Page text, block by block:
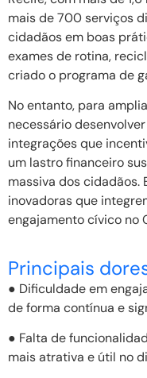
mais de 700 serviços
cidadãos em boas
exames de rotina,
criado o programa de
No entanto, para
necessário
integrações que
um lastro financeiro
massiva dos cidadãos.
inovadoras que
engajamento cívico no
Principais
● Dificuldade em
de forma contínua e
● Falta de
mais atrativa e útil no